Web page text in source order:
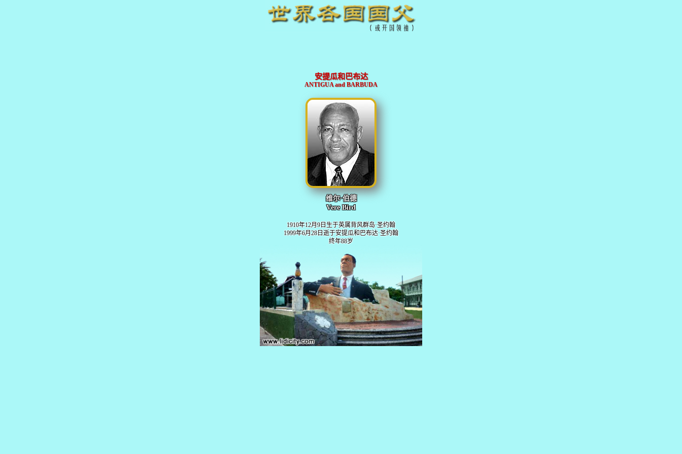
安提瓜和巴布达
ANTIGUA and BARBUDA
维尔·伯德
Vere Bird
1910年12月9日生于英属背风群岛·圣约翰
1999年6月28日逝于安提瓜和巴布达·圣约翰
终年88岁